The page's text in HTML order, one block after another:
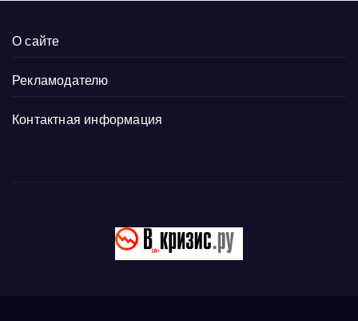
О сайте
Рекламодателю
Контактная информация